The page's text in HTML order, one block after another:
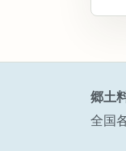
郷土
全国